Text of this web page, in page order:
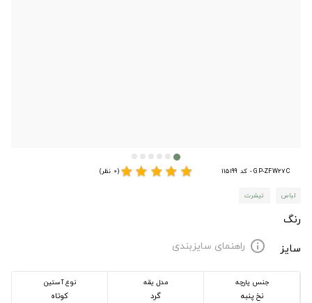
GP-ZFW27C - کد 115199 star
star
star
star
star(0 نظر)
لباس تیشرت
رنگ
سایز
info راهنمای سایزبندی
جنس پارچه
نخ پنبه
مدل یقه
گرد
نوع آستین
کوتاه